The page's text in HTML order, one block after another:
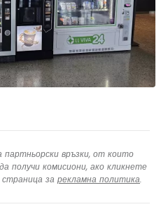
връзки, от които
получи комисиони, ако кликнете
за рекламна политика.